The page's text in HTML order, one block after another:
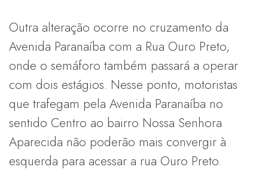
Outra alteração ocorre no cruzamento da
Avenida Paranaíba com a Rua Ouro Preto,
onde o semáforo também passará a operar
com dois estágios. Nesse ponto, motoristas
que trafegam pela Avenida Paranaíba no
sentido Centro ao bairro Nossa Senhora
Aparecida não poderão mais convergir à
esquerda para acessar a rua Ouro Preto.